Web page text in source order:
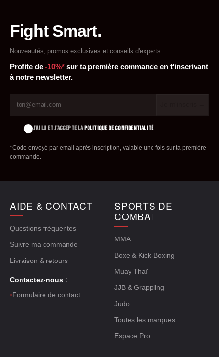
Fight Smart.
Nouveautés, promos exclusives et conseils d'experts.
Profite de -10%* sur ta première commande en t'inscrivant
à notre newsletter.
J'AI LU ET J'ACCEPTE LAPOLITIQUE DE CONFIDENTIALITÉ
*Code envoyé par email après inscription, valable une fois sur ta première
commande.
AIDE & CONTACT
Questions fréquentes
Suivre ma commande
Livraison & retours
Contactez-nous :
›Formulaire de contact
SPORTS DE
COMBAT
MMA
Boxe & Kick-Boxing
Muay Thaï
JJB & Grappling
Judo
Toutes les marques
Espace Pro